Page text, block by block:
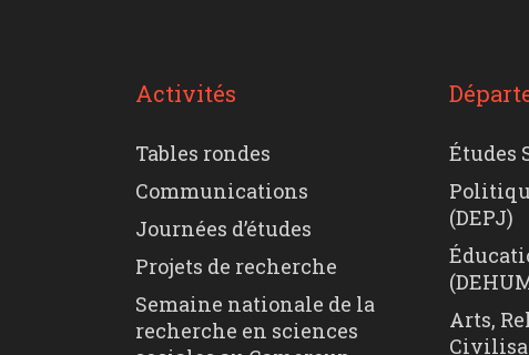
Activités
Tables rondes
Communications
Journées d’études
Projets de recherche
Semaine nationale de la
recherche en sciences
Études
(DEPJ)
Arts,